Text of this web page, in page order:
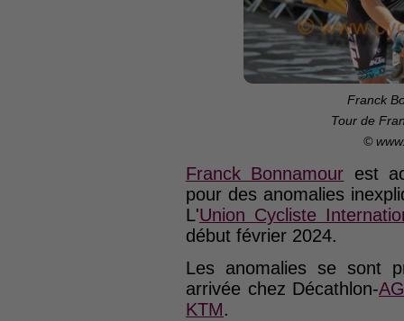
Franck
Tour de
©
Franck Bonnamour est
pour des anomalies
L'Union Cycliste
début février 2024.
Les anomalies se sont
arrivée chez Décathlon-
KTM.